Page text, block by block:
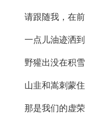
请跟随我，在
一点儿油迹洒
野獾出没在积
山韭和嵩刺蒙
那是我们的虚